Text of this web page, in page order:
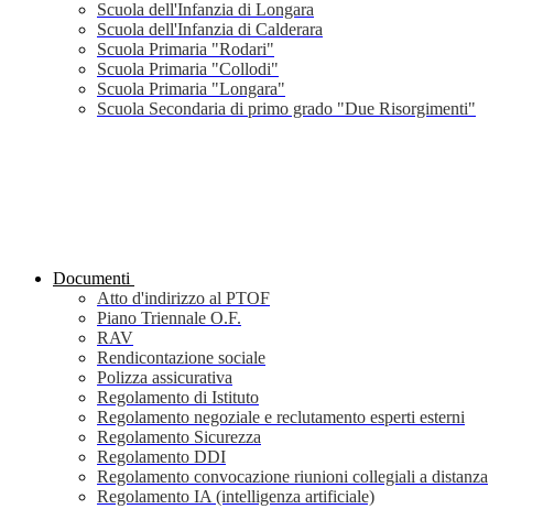
Scuola dell'Infanzia di Longara
Scuola dell'Infanzia di Calderara
Scuola Primaria "Rodari"
Scuola Primaria "Collodi"
Scuola Primaria "Longara"
Scuola Secondaria di primo grado "Due Risorgimenti"
Documenti
Atto d'indirizzo al PTOF
Piano Triennale O.F.
RAV
Rendicontazione sociale
Polizza assicurativa
Regolamento di Istituto
Regolamento negoziale e reclutamento esperti esterni
Regolamento Sicurezza
Regolamento DDI
Regolamento convocazione riunioni collegiali a distanza
Regolamento IA (intelligenza artificiale)